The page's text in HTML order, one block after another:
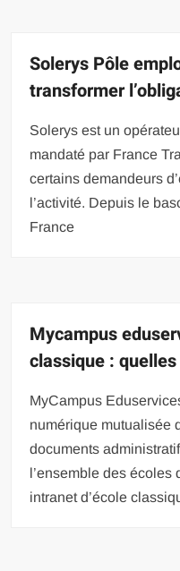
Solerys Pôle
transformer
Solerys est un
mandaté par France
certains demandeurs
l’activité. Depuis le
France
Mycampus
classique :
MyCampus
numérique mutualisée
documents
l’ensemble des écoles
intranet d’école